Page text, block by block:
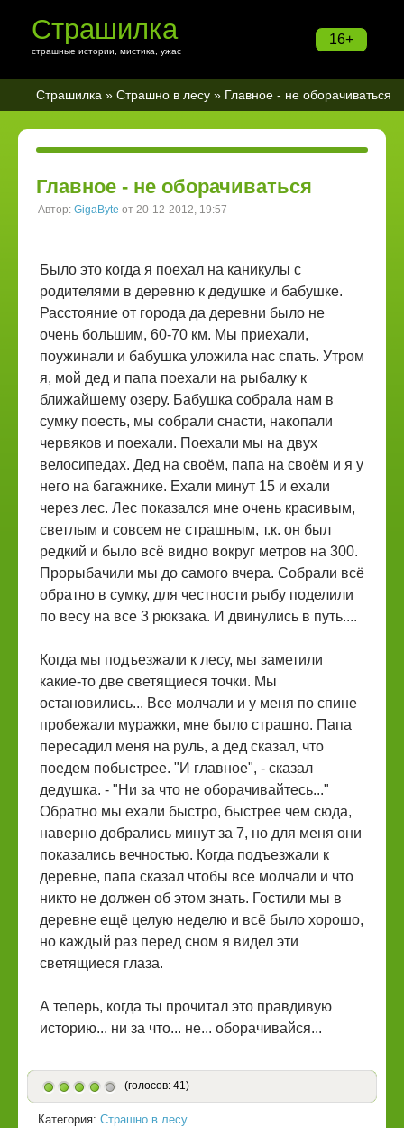
16+
Страшилка
страшные истории, мистика, ужас
Страшилка » Страшно в лесу » Главное - не оборачиваться
Главное - не оборачиваться
Автор: GigaByte от 20-12-2012, 19:57
Было это когда я поехал на каникулы с
родителями в деревню к дедушке и бабушке.
Расстояние от города да деревни было не
очень большим, 60-70 км. Мы приехали,
поужинали и бабушка уложила нас спать. Утром
я, мой дед и папа поехали на рыбалку к
ближайшему озеру. Бабушка собрала нам в
сумку поесть, мы собрали снасти, накопали
червяков и поехали. Поехали мы на двух
велосипедах. Дед на своём, папа на своём и я у
него на багажнике. Ехали минут 15 и ехали
через лес. Лес показался мне очень красивым,
светлым и совсем не страшным, т.к. он был
редкий и было всё видно вокруг метров на 300.
Прорыбачили мы до самого вчера. Собрали всё
обратно в сумку, для честности рыбу поделили
по весу на все 3 рюкзака. И двинулись в путь....
Когда мы подъезжали к лесу, мы заметили
какие-то две светящиеся точки. Мы
остановились... Все молчали и у меня по спине
пробежали муражки, мне было страшно. Папа
пересадил меня на руль, а дед сказал, что
поедем побыстрее. "И главное", - сказал
дедушка. - "Ни за что не оборачивайтесь..."
Обратно мы ехали быстро, быстрее чем сюда,
наверно добрались минут за 7, но для меня они
показались вечностью. Когда подъезжали к
деревне, папа сказал чтобы все молчали и что
никто не должен об этом знать. Гостили мы в
деревне ещё целую неделю и всё было хорошо,
но каждый раз перед сном я видел эти
светящиеся глаза.
А теперь, когда ты прочитал это правдивую
историю... ни за что... не... оборачивайся...
(голосов: 41)
Категория: Страшно в лесу